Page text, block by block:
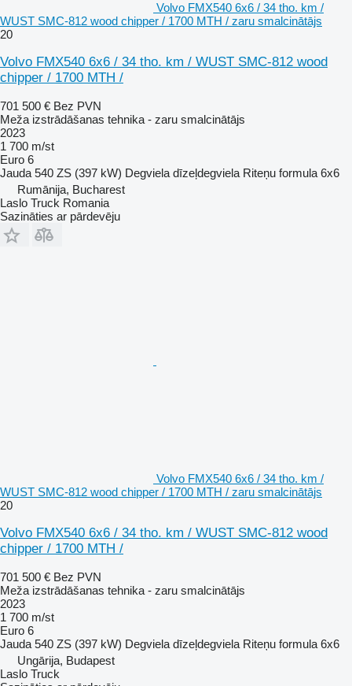
Volvo FMX540 6x6 / 34 tho. km /
WUST SMC-812 wood chipper / 1700 MTH / zaru smalcinātājs
20
Volvo FMX540 6x6 / 34 tho. km / WUST SMC-812 wood
chipper / 1700 MTH /
701 500 € Bez PVN
Meža izstrādāšanas tehnika - zaru smalcinātājs
2023
1 700 m/st
Euro 6
Jauda 540 ZS (397 kW) Degviela dīzeļdegviela Riteņu formula 6x6
Rumānija, Bucharest
Laslo Truck Romania
Sazināties ar pārdevēju
Volvo FMX540 6x6 / 34 tho. km /
WUST SMC-812 wood chipper / 1700 MTH / zaru smalcinātājs
20
Volvo FMX540 6x6 / 34 tho. km / WUST SMC-812 wood
chipper / 1700 MTH /
701 500 € Bez PVN
Meža izstrādāšanas tehnika - zaru smalcinātājs
2023
1 700 m/st
Euro 6
Jauda 540 ZS (397 kW) Degviela dīzeļdegviela Riteņu formula 6x6
Ungārija, Budapest
Laslo Truck